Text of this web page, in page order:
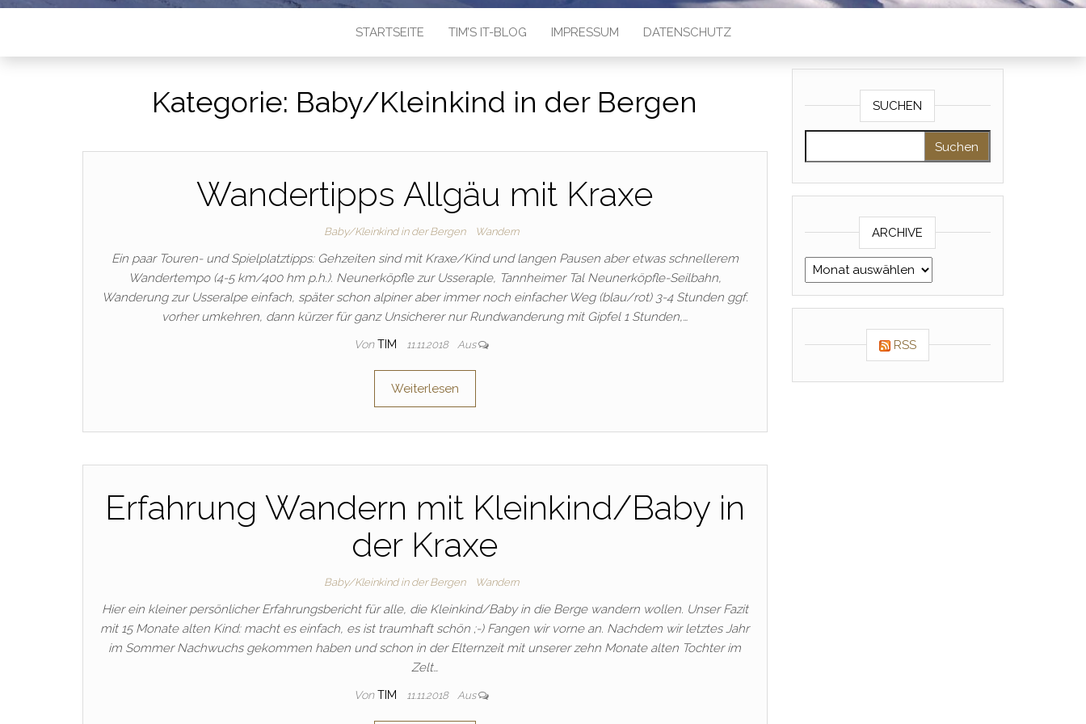
STARTSEITE TIM’S IT-BLOG IMPRESSUM DATENSCHUTZ
Kategorie: Baby/Kleinkind in der Bergen
Wandertipps Allgäu mit Kraxe
Baby/Kleinkind in der Bergen Wandern
Ein paar Touren- und Spielplatztipps: Gehzeiten sind mit Kraxe/Kind und langen Pausen aber etwas schnellerem
Wandertempo (4-5 km/400 hm p.h.). Neunerköpfle zur Usseraple, Tannheimer Tal Neunerköpfle-Seilbahn,
Wanderung zur Usseralpe einfach, später schon alpiner aber immer noch einfacher Weg (blau/rot) 3-4 Stunden ggf.
vorher umkehren, dann kürzer für ganz Unsicherer nur Rundwanderung mit Gipfel 1 Stunden,…
Von TIM 11.11.2018 Aus
Weiterlesen
Erfahrung Wandern mit Kleinkind/Baby in
der Kraxe
Baby/Kleinkind in der Bergen Wandern
Hier ein kleiner persönlicher Erfahrungsbericht für alle, die Kleinkind/Baby in die Berge wandern wollen. Unser Fazit
mit 15 Monate alten Kind: macht es einfach, es ist traumhaft schön ;-) Fangen wir vorne an. Nachdem wir letztes Jahr
im Sommer Nachwuchs gekommen haben und schon in der Elternzeit mit unserer zehn Monate alten Tochter im
Zelt…
Von TIM 11.11.2018 Aus
SUCHEN
ARCHIVE
Archive
RSS